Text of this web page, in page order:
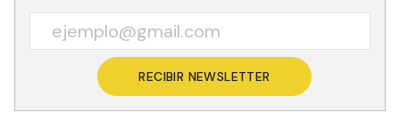
RECIBIR NEWSLETTER